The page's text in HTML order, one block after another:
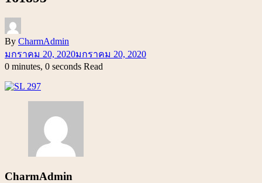
By CharmAdmin
มกราคม 20, 2020มกราคม 20, 2020
0 minutes, 0 seconds Read
CharmAdmin